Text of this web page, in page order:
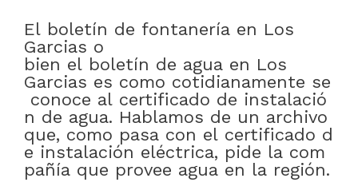
El boletín de fontanería en Los
Garcias o
bien el boletín de agua en Los
Garcias es como cotidianamente se
conoce al certificado de instalació
n de agua. Hablamos de un archivo
que, como pasa con el certificado d
e instalación eléctrica, pide la com
pañía que provee agua en la región.